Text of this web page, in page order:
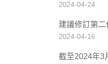
2024-04-24
建議修訂第
2024-04-16
截至2024年3